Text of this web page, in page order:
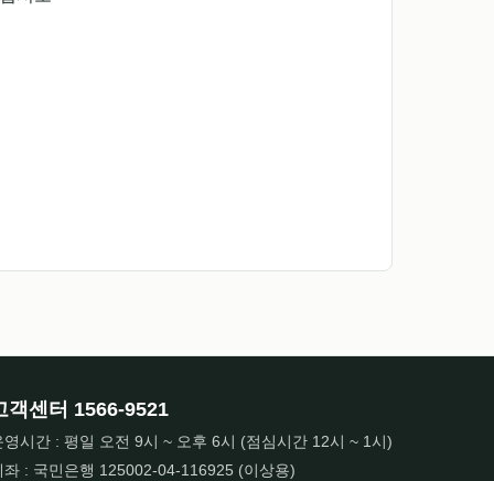
객센터 1566-9521
영시간 : 평일 오전 9시 ~ 오후 6시 (점심시간 12시 ~ 1시)
좌 : 국민은행 125002-04-116925 (이상용)